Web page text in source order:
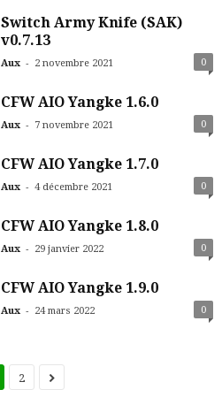
Switch Army Knife (SAK)
v0.7.13
Aux - 2 novembre 2021 0
CFW AIO Yangke 1.6.0
Aux - 7 novembre 2021 0
CFW AIO Yangke 1.7.0
Aux - 4 décembre 2021 0
CFW AIO Yangke 1.8.0
Aux - 29 janvier 2022 0
CFW AIO Yangke 1.9.0
Aux - 24 mars 2022 0
2